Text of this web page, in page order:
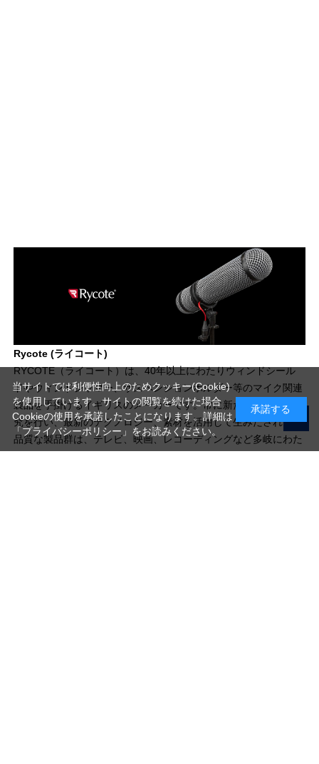
Rycote (ライコート)
RYCOTE（ライコート）は、40年以上にわたりウィンドシール
ドやウィンドジャマー、サスペンションホルダー等のマイク関連
製品を手掛けるイギリスのメーカーです。常に新たな製造法の研
究を行い、最新のテクノロジー、素材を活用して生みだされる高
品質な製品群は、テレビ、映画、レコーディングなど多岐にわた
当サイトでは利便性向上のためクッキー(Cookie)
を使用しています。サイトの閲覧を続けた場合
Cookieの使用を承諾したことになります。詳細は
「プライバシーポリシー」 をお読みください。
承諾する